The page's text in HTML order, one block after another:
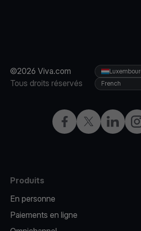
©2026 Viva.com
Tous droits réservés
Facebook
X LinkedIn
French
Produits
En personne
Paiements en ligne